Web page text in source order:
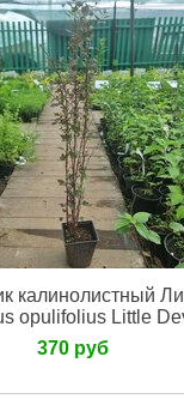
калинолистный
opulifolius Little
370 руб